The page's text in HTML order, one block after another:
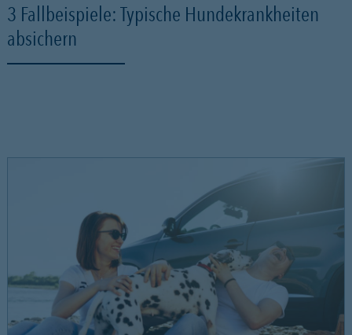
3 Fallbeispiele: Typische Hundekrankheiten
absichern